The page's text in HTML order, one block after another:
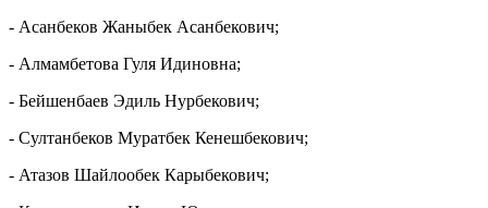
- Асанбеков Жаныбек Асанбекович;
- Алмамбетова Гуля Идиновна;
- Бейшенбаев Эдиль Нурбекович;
- Султанбеков Муратбек Кенешбекович;
- Атазов Шайлообек Карыбекович;